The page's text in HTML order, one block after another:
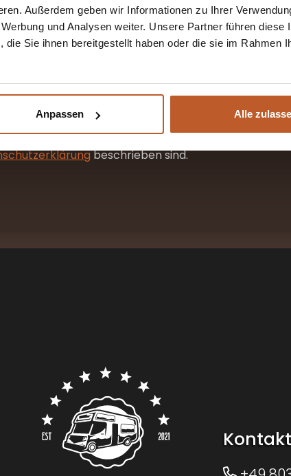
Außerdem geben wir Informationen zu Ihrer
und Analysen weiter. Unsere Partner führen diese
Sie ihnen bereitgestellt haben oder die sie im Rahmen
Anpassen Alle
E-Mail-Adresse gesendet.
auf dieser Website zu unterstützen, den
beschrieben sind.
Kontakt